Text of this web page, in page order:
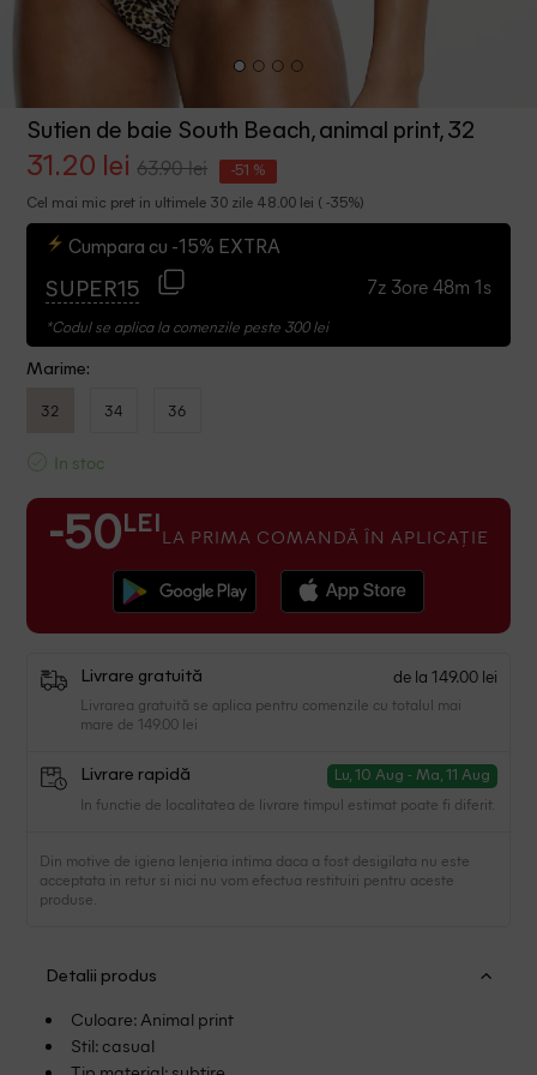
Sutien de baie South Beach, animal print, 32
31.20 lei 63.90 lei -51 %
Cel mai mic pret in ultimele 30 zile 48.00 lei ( -35%)
Cumpara cu -15% EXTRA
SUPER15 7z 3ore 48m 1s
*Codul se aplica la comenzile peste 300 lei
Marime:
32 34 36
In stoc
-50 LEI LA PRIMA COMANDĂ ÎN APLICAȚIE
Livrare gratuită de la 149.00 lei
Livrarea gratuită se aplica pentru comenzile cu totalul mai
mare de 149.00 lei
Livrare rapidă Lu, 10 Aug - Ma, 11 Aug
In functie de localitatea de livrare timpul estimat poate fi diferit.
Din motive de igiena lenjeria intima daca a fost desigilata nu este
acceptata in retur si nici nu vom efectua restituiri pentru aceste
produse.
Detalii produs
Culoare: Animal print
Stil: casual